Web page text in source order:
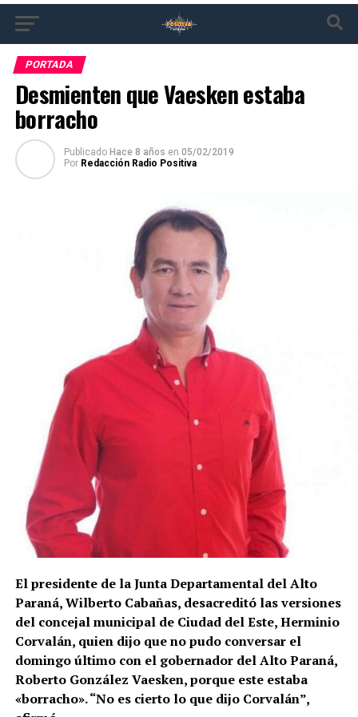
PORTADA
Desmienten que Vaesken estaba
borracho
Publicado Hace 8 años en 05/02/2019
Por Redacción Radio Positiva
El presidente de la Junta Departamental del Alto
Paraná, Wilberto Cabañas, desacreditó las versiones
del concejal municipal de Ciudad del Este, Herminio
Corvalán, quien dijo que no pudo conversar el
domingo último con el gobernador del Alto Paraná,
Roberto González Vaesken, porque este estaba
«borracho». “No es cierto lo que dijo Corvalán”,